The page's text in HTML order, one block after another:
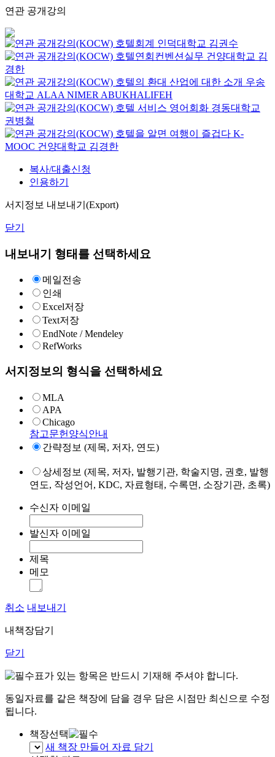
연관 공개강의
호텔회계 인덕대학교 김권수
호텔연회컨벤션실무 건양대학교 김
경한
호텔의 환대 산업에 대한 소개 우송
대학교 ALAA NIMER ABUKHALIFEH
호텔 서비스 영어회화 경동대학교
권병철
호텔을 알면 여행이 즐겁다 K-
MOOC 건양대학교 김경한
복사/대출신청
인용하기
서지정보 내보내기(Export)
닫기
내보내기 형태를 선택하세요
메일전송
인쇄
Excel저장
Text저장
EndNote / Mendeley
RefWorks
서지정보의 형식을 선택하세요
MLA
APA
Chicago
참고문헌양식안내
간략정보 (제목, 저자, 연도)
상세정보 (제목, 저자, 발행기관, 학술지명, 권호, 발행
연도, 작성언어, KDC, 자료형태, 수록면, 소장기관, 초록)
수신자 이메일
발신자 이메일
제목
메모
취소 내보내기
내책장담기
닫기
표가 있는 항목은 반드시 기재해 주셔야 합니다.
동일자료를 같은 책장에 담을 경우 담은 시점만 최신으로 수정
됩니다.
책장선택
새 책장 만들어 자료 담기